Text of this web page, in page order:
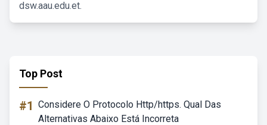
dsw.aau.edu.et.
Top Post
#1 Considere O Protocolo Http/https. Qual Das
Alternativas Abaixo Está Incorreta